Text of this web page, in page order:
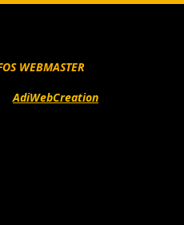
WEBMASTER
AdiWebCreation